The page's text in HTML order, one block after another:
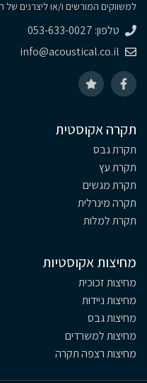
למשווקים המורשים ו/או ליצרנים
טלפון: 053-633-0027
info@acoustical.co.il
תקרה אקוסטית
תקרת גבס
תקרת עץ
תקרת מגשים
תקרה מינרלית
תקרת למלות
מחיצות אקוסטיות
מחיצות זכוכית
מחיצות ניידות
מחיצות גבס
מחיצות למשרדים
מחיצות רצפה תקרה